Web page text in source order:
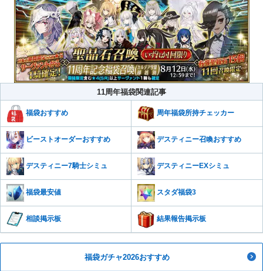
11周年福袋関連記事
福袋おすすめ 周年福袋所持チェッカー
ビーストオーダーおすすめ デスティニー召喚おすすめ
デスティニー7騎士シミュ デスティニーEXシミュ
福袋最安値 スタダ福袋3
相談掲示板 結果報告掲示板
福袋ガチャ2026おすすめ